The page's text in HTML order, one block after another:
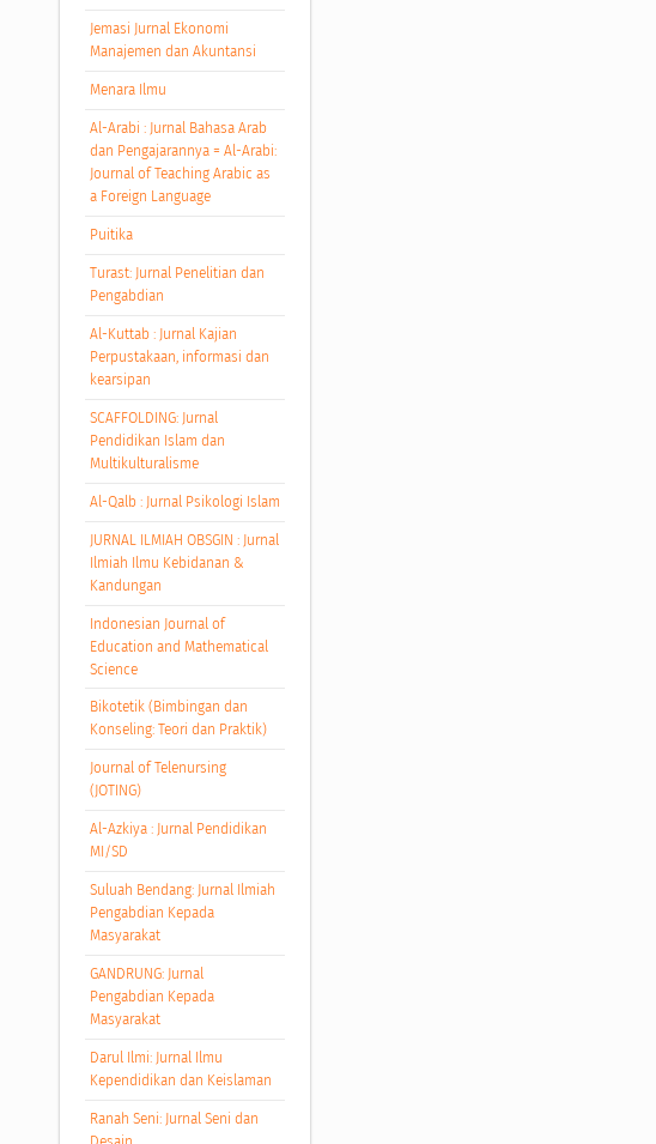
Jemasi Jurnal Ekonomi
Manajemen dan Akuntansi
Menara Ilmu
Al-Arabi : Jurnal Bahasa Arab
dan Pengajarannya = Al-Arabi:
Journal of Teaching Arabic as
a Foreign Language
Puitika
Turast: Jurnal Penelitian dan
Pengabdian
Al-Kuttab : Jurnal Kajian
Perpustakaan, informasi dan
kearsipan
SCAFFOLDING: Jurnal
Pendidikan Islam dan
Multikulturalisme
Al-Qalb : Jurnal Psikologi Islam
JURNAL ILMIAH OBSGIN : Jurnal
Ilmiah Ilmu Kebidanan &
Kandungan
Indonesian Journal of
Education and Mathematical
Science
Bikotetik (Bimbingan dan
Konseling: Teori dan Praktik)
Journal of Telenursing
(JOTING)
Al-Azkiya : Jurnal Pendidikan
MI/SD
Suluah Bendang: Jurnal Ilmiah
Pengabdian Kepada
Masyarakat
GANDRUNG: Jurnal
Pengabdian Kepada
Masyarakat
Darul Ilmi: Jurnal Ilmu
Kependidikan dan Keislaman
Ranah Seni: Jurnal Seni dan